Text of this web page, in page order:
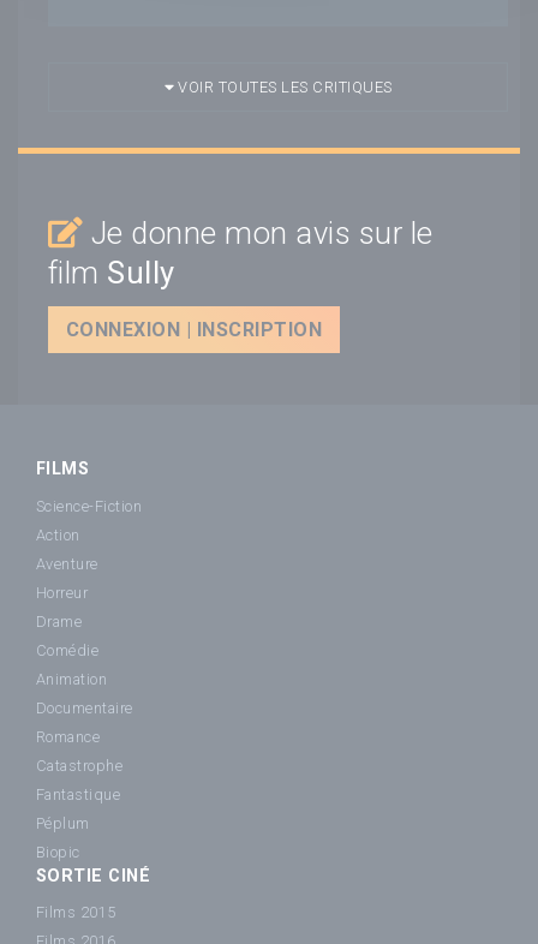
VOIR TOUTES LES CRITIQUES
Je donne mon avis sur le
film Sully
CONNEXION | INSCRIPTION
FILMS
Science-Fiction
Action
Aventure
Horreur
Drame
Comédie
Animation
Documentaire
Romance
Catastrophe
Fantastique
Péplum
Biopic
SORTIE CINÉ
Films 2015